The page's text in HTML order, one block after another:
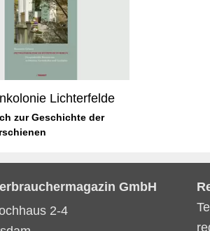
Lichterfelde
zur Geschichte der
GmbH
2-4